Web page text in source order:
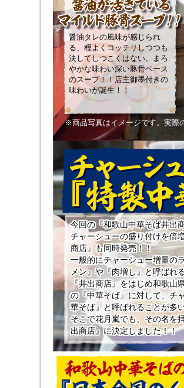
醤油タレの風味が感じられ
る、程よくコッテリしつつも
決してしつこくはない、まろ
やかな味わい深い豚骨ベース
のスープ！！店主御墨付きの
味わいが誕生！！
※商品写真はイメージです。実際
今回の『和歌山中華そば井出
チャーシューの盛り付けを倍
商店』も同時発売！！
一般的にチャーシュー増量の
メン』や『肉増し』と呼ばれ
『井出商店』をはじめ和歌山
の『中華そば』に対して、チ
華そば』と呼ばれることが多
そこで花月嵐でも、その名を
出商店』に決定しました！！